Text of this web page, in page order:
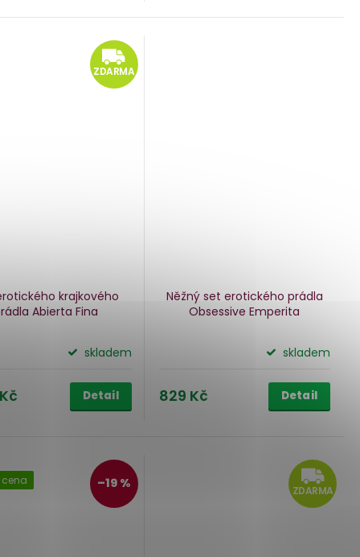
ZDARMA
ZDARMA
krajkového
Abierta Fina
skladem
Detail
Něžný set erotického prádla
Obsessive Emperita
skladem
829 Kč Detail
cena –19 % ZDARMA